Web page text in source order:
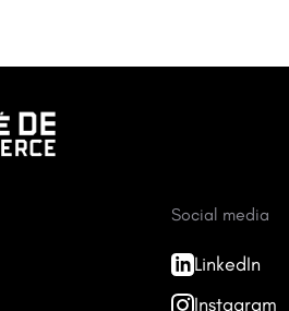
Social media
LinkedIn
Instagram